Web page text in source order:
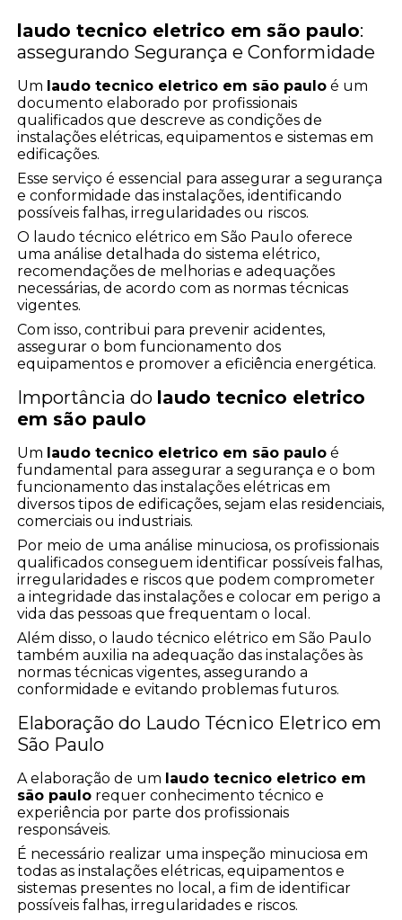
laudo tecnico eletrico em são paulo:
assegurando Segurança e Conformidade
Um laudo tecnico eletrico em são paulo é um
documento elaborado por profissionais
qualificados que descreve as condições de
instalações elétricas, equipamentos e sistemas em
edificações.
Esse serviço é essencial para assegurar a segurança
e conformidade das instalações, identificando
possíveis falhas, irregularidades ou riscos.
O laudo técnico elétrico em São Paulo oferece
uma análise detalhada do sistema elétrico,
recomendações de melhorias e adequações
necessárias, de acordo com as normas técnicas
vigentes.
Com isso, contribui para prevenir acidentes,
assegurar o bom funcionamento dos
equipamentos e promover a eficiência energética.
Importância do laudo tecnico eletrico
em são paulo
Um laudo tecnico eletrico em são paulo é
fundamental para assegurar a segurança e o bom
funcionamento das instalações elétricas em
diversos tipos de edificações, sejam elas residenciais,
comerciais ou industriais.
Por meio de uma análise minuciosa, os profissionais
qualificados conseguem identificar possíveis falhas,
irregularidades e riscos que podem comprometer
a integridade das instalações e colocar em perigo a
vida das pessoas que frequentam o local.
Além disso, o laudo técnico elétrico em São Paulo
também auxilia na adequação das instalações às
normas técnicas vigentes, assegurando a
conformidade e evitando problemas futuros.
Elaboração do Laudo Técnico Eletrico em
São Paulo
A elaboração de um laudo tecnico eletrico em
são paulo requer conhecimento técnico e
experiência por parte dos profissionais
responsáveis.
É necessário realizar uma inspeção minuciosa em
todas as instalações elétricas, equipamentos e
sistemas presentes no local, a fim de identificar
possíveis falhas, irregularidades e riscos.